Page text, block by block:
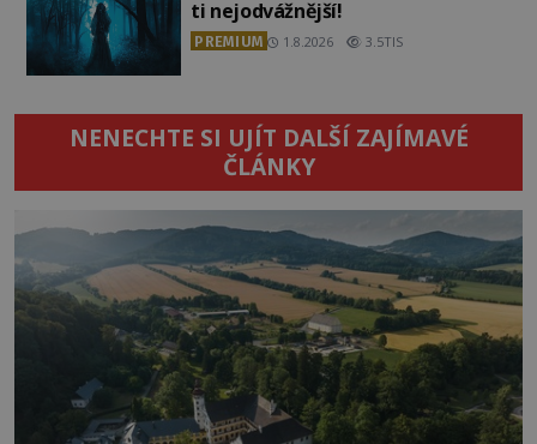
ti nejodvážnější!
PREMIUM 1.8.2026 3.5TIS
NENECHTE SI UJÍT DALŠÍ ZAJÍMAVÉ
ČLÁNKY